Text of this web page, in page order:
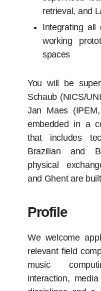
retrieval, and
Integrating all
working
spaces
You will be
Schaub (NICS/
Jan Maes
embedded in a
that includes
Brazilian and
physical
and Ghent are
Profile
We welcome
relevant field
music
interaction,